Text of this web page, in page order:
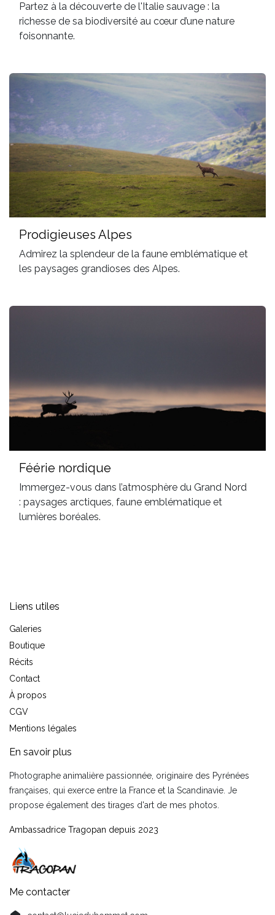
Partez à la découverte de l'Italie sauvage : la
richesse de sa biodiversité au cœur d’une nature
foisonnante.
Prodigieuses Alpes
Admirez la splendeur de la faune emblématique et
les paysages grandioses des Alpes.
Féérie nordique
Immergez-vous dans l’atmosphère du Grand Nord
: paysages arctiques, faune emblématique et
lumières boréales.
Liens utiles
Galeries
Boutique
Récits
Contact
À propos
CGV
Mentions légales
En savoir plus​
Photographe animalière passionnée, originaire des Pyrénées
françaises, qui exerce entre la France et la Scandinavie. Je
propose également des tirages d'art de mes photos.
Ambassadrice Tragopan depuis 2023
Me contacter